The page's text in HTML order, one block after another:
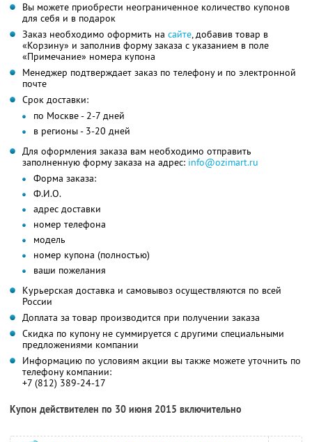
Вы можете приобрести неограниченное количество купонов
для себя и в подарок
Заказ необходимо оформить на сайте, добавив товар в
«Корзину» и заполнив форму заказа с указанием в поле
«Примечание» номера купона
Менеджер подтверждает заказ по телефону и по электронной
почте
Срок доставки:
по Москве - 2-7 дней
в регионы - 3-20 дней
Для оформления заказа вам необходимо отправить
заполненную форму заказа на адрес: info@ozimart.ru
Форма заказа:
Ф.И.О.
адрес доставки
номер телефона
модель
номер купона (полностью)
ваши пожелания
Курьерская доставка и самовывоз осуществляются по всей
России
Доплата за товар производится при получении заказа
Скидка по купону не суммируется с другими специальными
предложениями компании
Информацию по условиям акции вы также можете уточнить по
телефону компании:
+7 (812) 389-24-17
Купон действителен по 30 июня 2015 включительно